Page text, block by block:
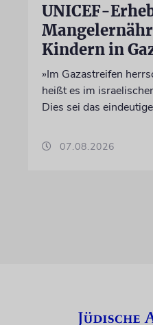
UNICEF-
Kindern in
»Im Gazastreifen
heißt es im
Dies sei das
07.08.2026